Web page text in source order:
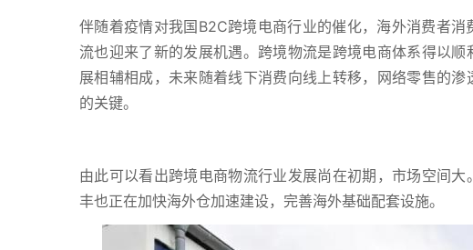
伴随着疫情对我国B2C跨境电商行业的催化，海外消费者
流也迎来了新的发展机遇。跨境物流是跨境电商体系得以
展相辅相成，未来随着线下消费向线上转移，网络零售的
的关键。
由此可以看出跨境电商物流行业发展尚在初期，市场空间
丰也正在加快海外仓加速建设，完善海外基础配套设施。